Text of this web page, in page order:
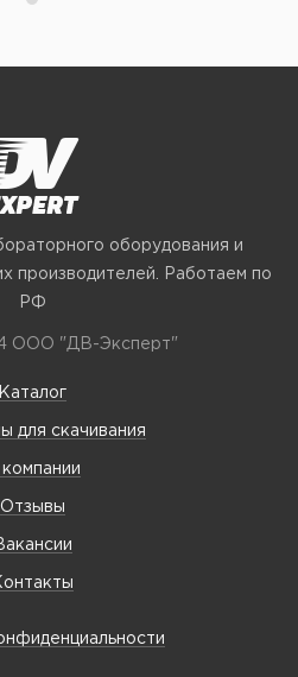
оборудования и
производителей. Работаем по
РФ
ООО "ДВ-Эксперт"
Каталог
для скачивания
Отзывы